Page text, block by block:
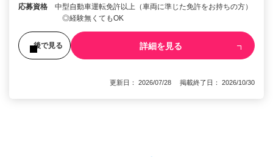
応募資格
中型自動車運転免許以上（車両に準じた免許をお持ちの方）
◎経験無くてもOK
後で見る 詳細を見る
更新日： 2026/07/28 掲載終了日： 2026/10/30